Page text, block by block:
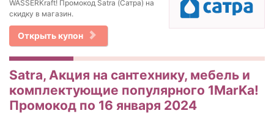
WASSERKraft! Промокод Satra (Сатра) на
скидку в магазин.
Открыть купон
Satra, Акция на сантехнику, мебель и
комплектующие популярного 1MarKa!
Промокод по 16 января 2024